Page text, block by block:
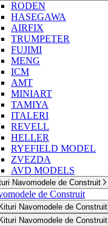
RODEN
HASEGAWA
AIRFIX
TRUMPETER
FUJIMI
MENG
ICM
AMT
MINIART
TAMIYA
ITALERI
REVELL
HELLER
RYEFIELD MODEL
ZVEZDA
AVD MODELS
Navomodele de Construit
de Construit
Kituri Navomodele de Construit
Kituri Navomodele de Construit